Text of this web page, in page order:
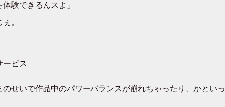
験できるんスよ」
。
ービス
せいで作品中のパワーバランスが崩れちゃったり、かとい